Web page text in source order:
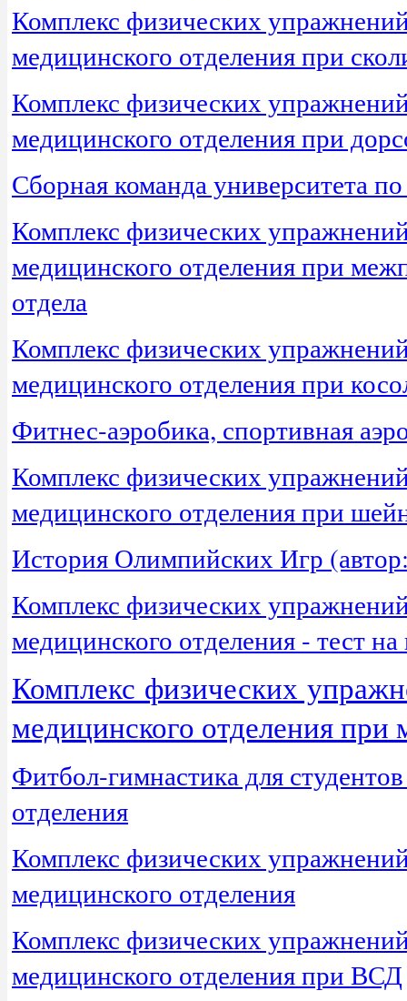
Комплекс физических
медицинского отделения при
Комплекс физических
медицинского отделения при
Сборная команда университета
Комплекс физических
медицинского отделения при
отдела
Комплекс физических
медицинского отделения при
Фитнес-аэробика, спортивная
Комплекс физических
медицинского отделения при
История Олимпийских Игр
Комплекс физических
медицинского отделения - тест
Комплекс физических
медицинского отделения
Фитбол-гимнастика для
отделения
Комплекс физических
медицинского отделения
Комплекс физических
медицинского отделения при ВСД